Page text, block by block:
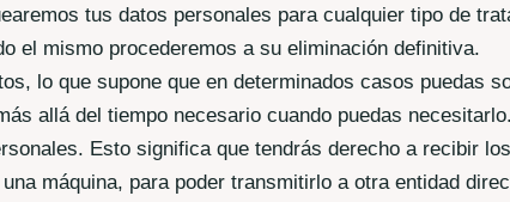
tus datos personales para cualquier tipo de
el mismo procederemos a su eliminación definitiva.
lo que supone que en determinados casos puedas
allá del tiempo necesario cuando puedas necesitarlo.
Esto significa que tendrás derecho a recibir
máquina, para poder transmitirlo a otra entidad